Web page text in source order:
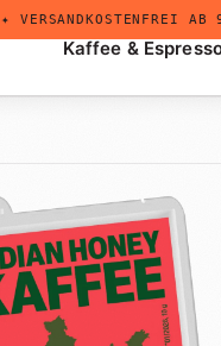
✦ VERSANDKOSTENFREI AB
Kaffee &
+Drip Bags